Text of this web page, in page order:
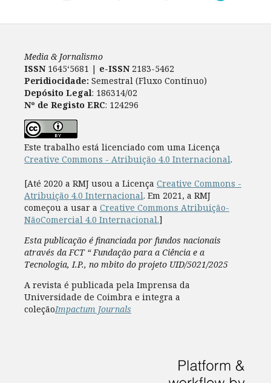
Media & Jornalismo
ISSN 1645‘5681 | e-ISSN2183-5462
Peridiocidade: Semestral (Fluxo Contínuo)
Depósito Legal: 186314/02
Nº de Registo ERC: 124296
Este trabalho está licenciado com uma Licença
Creative Commons - Atribuição 4.0 Internacional.
[Até 2020 a RMJ usou a Licença Creative Commons -
Atribuição 4.0 Internacional. Em 2021, a RMJ
começou a usar a Creative Commons Atribuição-
NãoComercial 4.0 Internacional.]
Esta publicação é financiada por fundos nacionais
através da FCT “ Fundação para a Ciência e a
Tecnologia, I.P., no mbito do projeto UID/5021/2025
A revista é publicada pela Imprensa da
Universidade de Coimbra e integra a
coleçãoImpactum Journals